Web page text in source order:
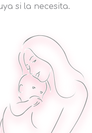
si la necesita.